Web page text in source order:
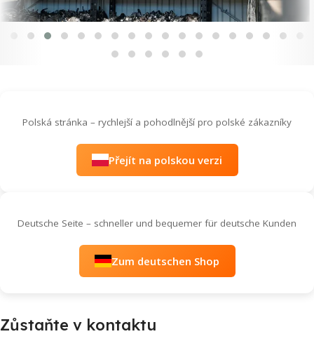
Polská stránka – rychlejší a pohodlnější pro polské zákazníky
Přejít na polskou verzi
Deutsche Seite – schneller und bequemer für deutsche Kunden
Zum deutschen Shop
Zůstaňte v kontaktu